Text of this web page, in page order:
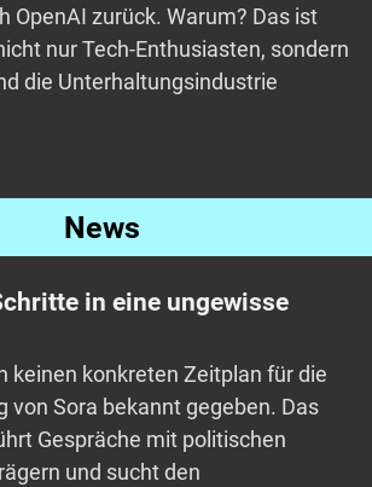
OpenAI zurück. Warum? Das ist
nur Tech-Enthusiasten, sondern
die Unterhaltungsindustrie
News
in eine ungewisse
keinen konkreten Zeitplan für die
von Sora bekannt gegeben. Das
Gespräche mit politischen
und sucht den